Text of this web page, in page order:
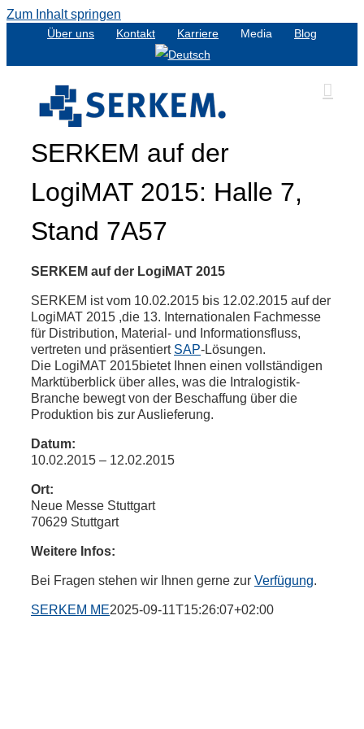
Zum Inhalt springen
Über uns Kontakt Karriere Media Blog
SERKEM auf der
LogiMAT 2015: Halle 7,
Stand 7A57
SERKEM auf der LogiMAT 2015
SERKEM ist vom 10.02.2015 bis 12.02.2015 auf der
LogiMAT 2015 ,die 13. Internationalen Fachmesse
für Distribution, Material- und Informationsfluss,
vertreten und präsentiert SAP-Lösungen.
Die LogiMAT 2015bietet Ihnen einen vollständigen
Marktüberblick über alles, was die Intralogistik-
Branche bewegt von der Beschaffung über die
Produktion bis zur Auslieferung.
Datum:
10.02.2015 – 12.02.2015
Ort:
Neue Messe Stuttgart
70629 Stuttgart
Weitere Infos:
Bei Fragen stehen wir Ihnen gerne zur Verfügung.
SERKEM ME2025-09-11T15:26:07+02:00